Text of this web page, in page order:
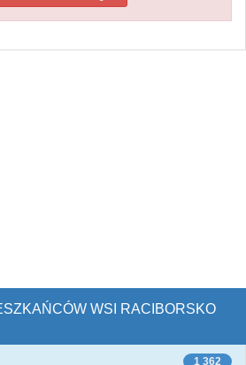
WSI RACIBORSKO
1 362